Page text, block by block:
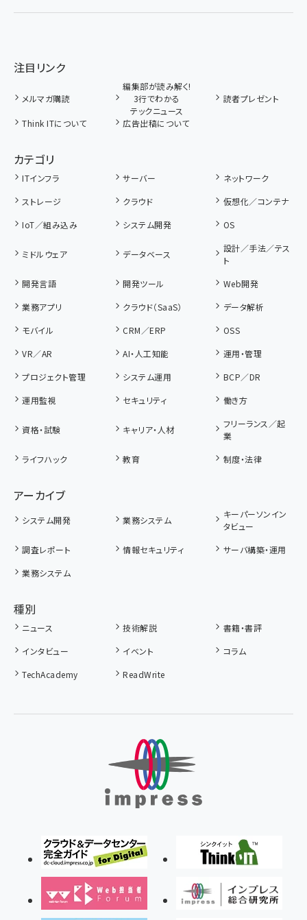
注目リンク
メルマガ購読
編集部が読み解く!
3行でわかる
テックニュース
読者プレゼント
Think ITについて 広告出稿について
カテゴリ
ITインフラ サーバー
ネットワーク
ストレージ
クラウド
仮想化／コンテナ
IoT／組み込み
システム開発 OS
ミドルウェア データベース
設計／手法／テス
ト
開発言語
開発ツール
Web開発
業務アプリ
クラウド（SaaS）
データ解析
モバイル
CRM／ERP
OSS
VR／AR
AI・人工知能
運用・管理
プロジェクト管理
システム運用
BCP／DR
運用監視
セキュリティ 働き方
資格・試験 キャリア・人材
フリーランス／起
業
ライフハック
教育 制度・法律
アーカイブ
システム開発 業務システム
キーパーソンイン
タビュー
調査レポート
情報セキュリティ
サーバ構築・運用
業務システム
種別
ニュース 技術解説
書籍・書評
インタビュー
イベント
コラム
TechAcademy
ReadWrite